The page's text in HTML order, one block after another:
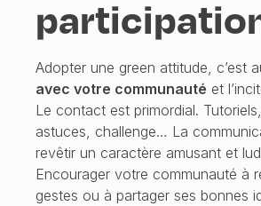
Adopter une green attitude, c’est
avec votre communauté et
Le contact est primordial.
astuces, challenge… La
revêtir un caractère amusant et
Encourager votre communauté à
gestes ou à partager ses bonnes